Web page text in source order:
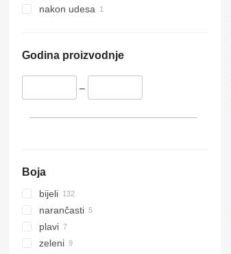
nakon udesa
Godina proizvodnje
–
Boja
bijeli
narančasti
plavi
zeleni